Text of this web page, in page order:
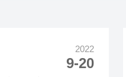
2022
9-20